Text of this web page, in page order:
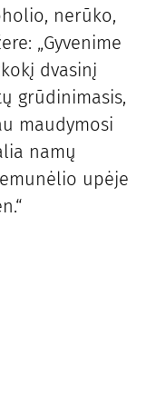
nerūko,
„Gyvenime
dvasinį
grūdinimasis,
maudymosi
namų
upėje